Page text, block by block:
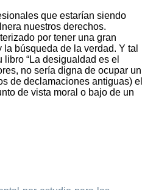
que estarían siendo
nuestros derechos.
por tener una gran
búsqueda de la verdad. Y tal
“La desigualdad es el
no sería digna de ocupar un
de declamaciones antiguas) el
de vista moral o bajo de un